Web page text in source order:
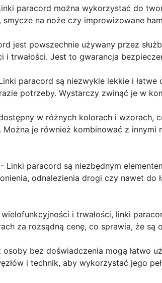
paracord można wykorzystać do
na noże czy improwizowane
jest powszechnie używany przez
i trwałości. Jest to gwarancja
paracord są niezwykle lekkie i
potrzeby. Wystarczy zwinąć je w
w różnych kolorach i wzorach,
je również kombinować z innymi
Linki paracord są niezbędnym
odnalezienia drogi czy nawet do
i trwałości, linki
za rozsądną cenę, co sprawia, że są
bez doświadczenia mogą łatwo
i technik, aby wykorzystać jego